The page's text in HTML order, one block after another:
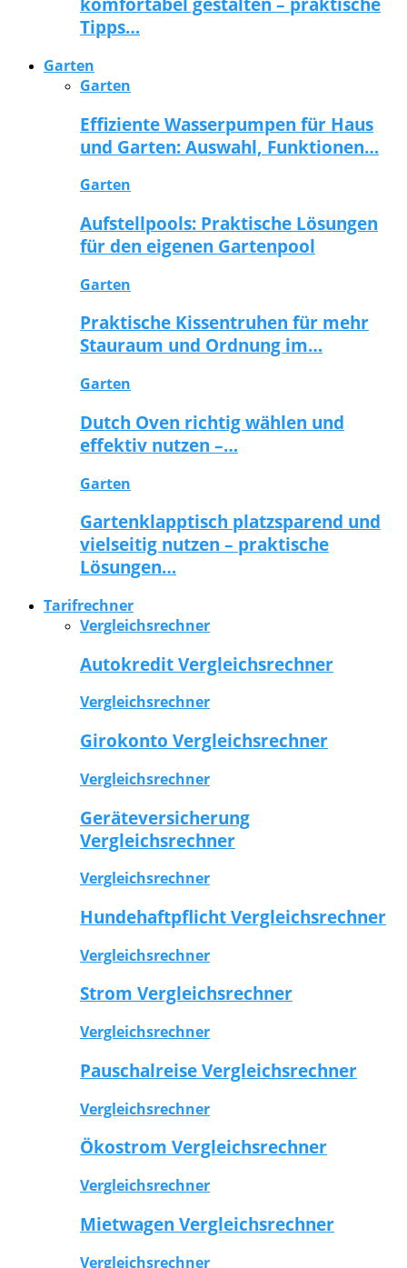
Tipps…
Garten
Garten
Effiziente Wasserpumpen für Haus
und Garten: Auswahl, Funktionen…
Garten
Aufstellpools: Praktische Lösungen
für den eigenen Gartenpool
Garten
Praktische Kissentruhen für mehr
Stauraum und Ordnung im…
Garten
Dutch Oven richtig wählen und
effektiv nutzen –…
Garten
Gartenklapptisch platzsparend und
vielseitig nutzen – praktische
Lösungen…
Tarifrechner
Vergleichsrechner
Autokredit Vergleichsrechner
Vergleichsrechner
Girokonto Vergleichsrechner
Vergleichsrechner
Geräteversicherung
Vergleichsrechner
Vergleichsrechner
Hundehaftpflicht Vergleichsrechner
Vergleichsrechner
Strom Vergleichsrechner
Vergleichsrechner
Pauschalreise Vergleichsrechner
Vergleichsrechner
Ökostrom Vergleichsrechner
Vergleichsrechner
Mietwagen Vergleichsrechner
Vergleichsrechner